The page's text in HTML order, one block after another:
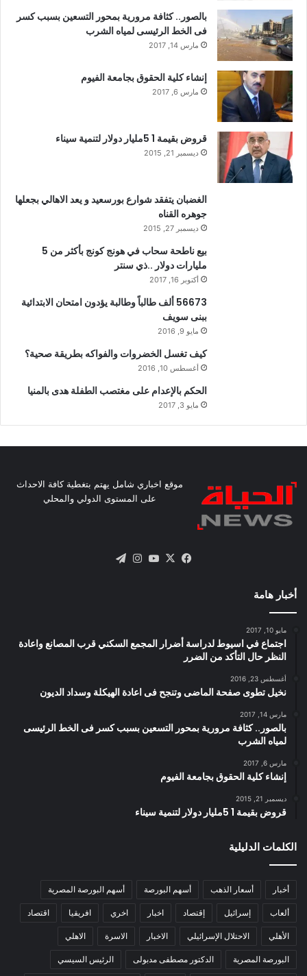
بالصور.. كثافة مرورية بمحور التسعين بسبب كسر
فى الخط الرئيسى لمياه الشرب
مارس 14, 2017
إنشاء كلية الحقوق بجامعة الفيوم
مارس 6, 2017
قروض بقيمة 1 5مليار دولار لتنمية سيناء
ديسمبر 21, 2015
الغضبان يتفقد شوارع بورسعيد و يعد الاهالي بجعلها
جوهره القناه
ديسمبر 27, 2015
بيع ناطحة سحاب في هونج كونج بأكثر من 5
مليارات دولار ..ذي سنتر
أكتوبر 16, 2017
56673 ألف طالباً وطالبة يؤدون امتحان الابتدائية
ببنى سويف
مايو 9, 2016
كيف تغسل الخضروات والفواكه بطريقة صحية؟
أغسطس 10, 2016
الحكم بالإعدام على مغتصب الطفلة هدى بالمنيا
مايو 3, 2017
موقع اخباري شامل يهتم بتغطية كافة الاحداث
على المستوى الدولي والمحلي
فيسبوك
X يوتيوبانستقرام
أخبار هامة
مايو 10, 2017
اجتماع في اسيوط لدراسة أضرار المجمع السكني قرب المصانع واعادة
النظر حال التأكد من الضرر
أغسطس 23, 2016
نخيل تطوى صفحة الماضى وتنجح فى اعادة الهيكلة وسداد الديون
مارس 14, 2017
بالصور.. كثافة مرورية بمحور التسعين بسبب كسر فى الخط الرئيسى
لمياه الشرب
مارس 6, 2017
إنشاء كلية الحقوق بجامعة الفيوم
ديسمبر 21, 2015
قروض بقيمة 1 5مليار دولار لتنمية سيناء
الكلمات الدليلية
أخبار أسعار الذهب أسهم البورصة أسهم البورصة المصرية
ألعاب إسرائيل إقتصاد اخبار اخري افريقيا اقتصاد
الأهلي الاحتلال الإسرائيلي الاخبار الاسرة الاهلي
البورصة المصرية الدكتور مصطفى مدبولى الرئيس السيسي